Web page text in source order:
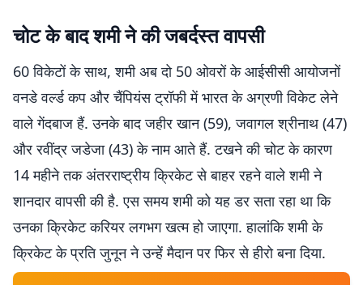
चोट के बाद शमी ने की जबर्दस्त वापसी
60 विकेटों के साथ, शमी अब दो 50 ओवरों के आईसीसी आयोजनों
वनडे वर्ल्ड कप और चैंपियंस ट्रॉफी में भारत के अग्रणी विकेट लेने
वाले गेंदबाज हैं. उनके बाद जहीर खान (59), जवागल श्रीनाथ (47)
और रवींद्र जडेजा (43) के नाम आते हैं. टखने की चोट के कारण
14 महीने तक अंतरराष्ट्रीय क्रिकेट से बाहर रहने वाले शमी ने
शानदार वापसी की है. एस समय शमी को यह डर सता रहा था कि
उनका क्रिकेट करियर लगभग खत्म हो जाएगा. हालांकि शमी के
क्रिकेट के प्रति जुनून ने उन्हें मैदान पर फिर से हीरो बना दिया.